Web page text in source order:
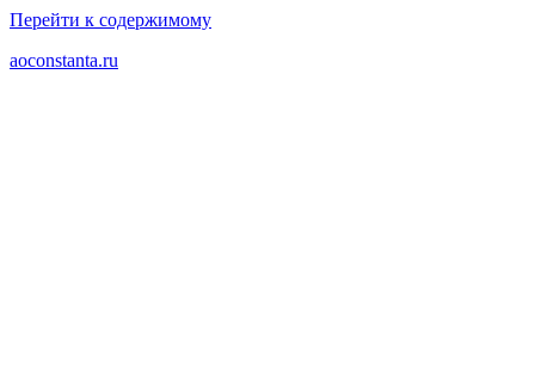
Перейти к содержимому
aoconstanta.ru